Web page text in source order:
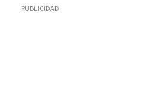
PUBLICIDAD